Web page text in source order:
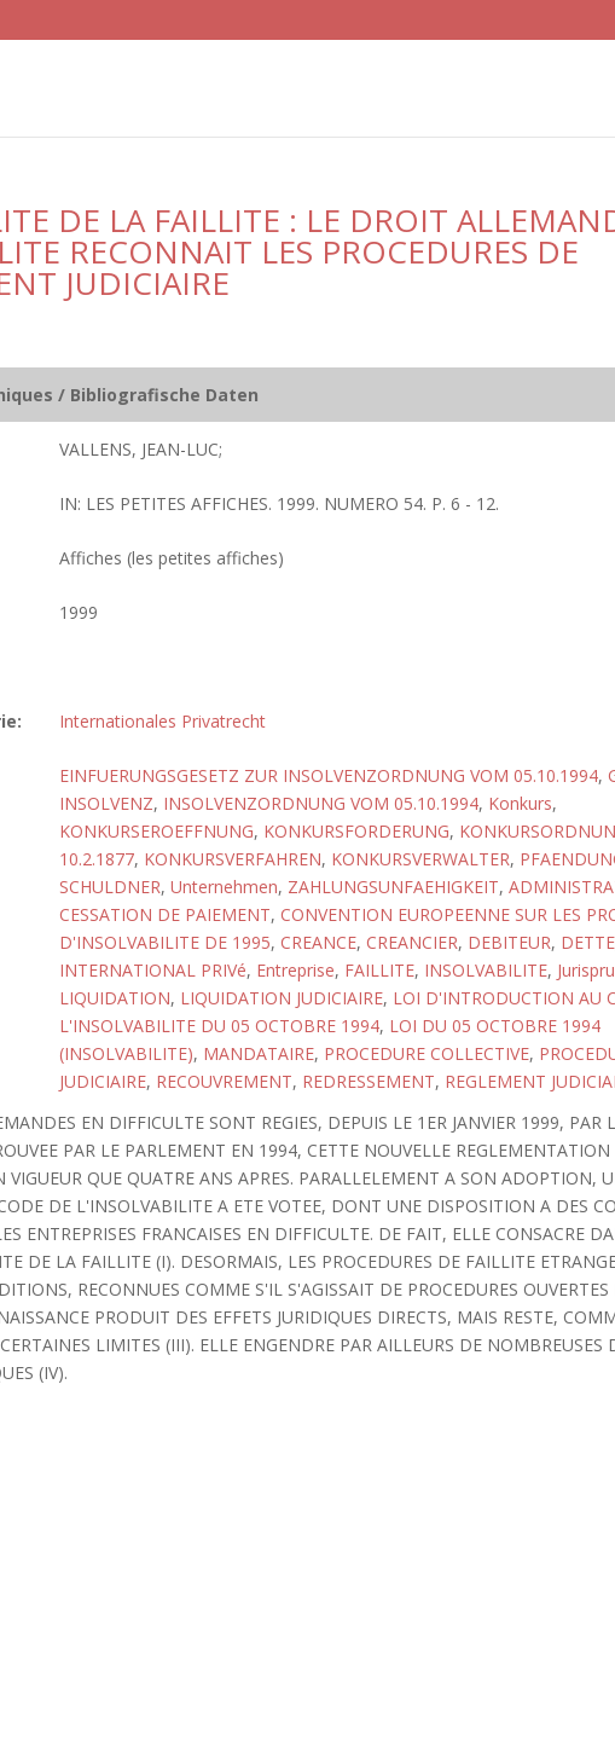
DE LA FAILLITE : LE DROIT
RECONNAIT LES PROCEDURES DE
JUDICIAIRE
/ Bibliografische Daten
VALLENS, JEAN-LUC;
IN: LES PETITES AFFICHES. 1999. NUMERO 54. P. 6 - 12.
Affiches (les petites affiches)
1999
Internationales Privatrecht
EINFUERUNGSGESETZ ZUR INSOLVENZORDNUNG VOM 05.10.1994,
INSOLVENZ, INSOLVENZORDNUNG VOM 05.10.1994, Konkurs,
KONKURSEROEFFNUNG, KONKURSFORDERUNG,
10.2.1877, KONKURSVERFAHREN, KONKURSVERWALTER,
SCHULDNER, Unternehmen, ZAHLUNGSUNFAEHIGKEIT,
CESSATION DE PAIEMENT, CONVENTION EUROPEENNE SUR LES
D'INSOLVABILITE DE 1995, CREANCE, CREANCIER, DEBITEUR, DETTE
INTERNATIONAL PRIVé, Entreprise, FAILLITE, INSOLVABILITE,
LIQUIDATION, LIQUIDATION JUDICIAIRE, LOI D'INTRODUCTION AU
L'INSOLVABILITE DU 05 OCTOBRE 1994, LOI DU 05 OCTOBRE 1994
(INSOLVABILITE), MANDATAIRE, PROCEDURE COLLECTIVE,
JUDICIAIRE, RECOUVREMENT, REDRESSEMENT, REGLEMENT
EN DIFFICULTE SONT REGIES, DEPUIS LE 1ER JANVIER 1999, PAR
PAR LE PARLEMENT EN 1994, CETTE NOUVELLE REGLEMENTATION
VIGUEUR QUE QUATRE ANS APRES. PARALLELEMENT A SON ADOPTION,
DE L'INSOLVABILITE A ETE VOTEE, DONT UNE DISPOSITION A DES
ENTREPRISES FRANCAISES EN DIFFICULTE. DE FAIT, ELLE CONSACRE
DE LA FAILLITE (I). DESORMAIS, LES PROCEDURES DE FAILLITE
RECONNUES COMME S'IL S'AGISSAIT DE PROCEDURES
PRODUIT DES EFFETS JURIDIQUES DIRECTS, MAIS RESTE,
LIMITES (III). ELLE ENGENDRE PAR AILLEURS DE NOMBREUSES
(IV).